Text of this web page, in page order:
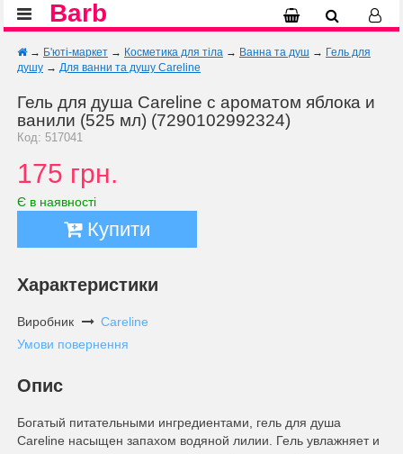
Barb
→ Б'юті-маркет → Косметика для тіла → Ванна та душ → Гель для
душу → Для ванни та душу Careline
Гель для душа Careline с ароматом яблока и
ванили (525 мл) (7290102992324)
Код: 517041
175 грн.
Є в наявності
Купити
Характеристики
Виробник
Careline
Умови повернення
Опис
Богатый питательными ингредиентами, гель для душа
Careline насыщен запахом водяной лилии. Гель увлажняет и